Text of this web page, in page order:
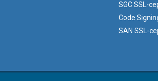
SGC SSL-
Code
SAN SSL-